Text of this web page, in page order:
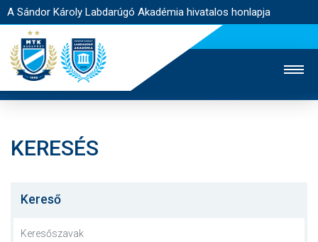
A Sándor Károly Labdarúgó Akadémia hivatalos honlapja
JEGYÉRTÉKESÍTÉS
KERESÉS
Kereső